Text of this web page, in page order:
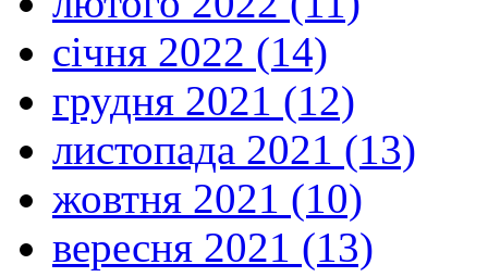
січня 2022 (14)
грудня 2021 (12)
листопада 2021 (13)
жовтня 2021 (10)
вересня 2021 (13)